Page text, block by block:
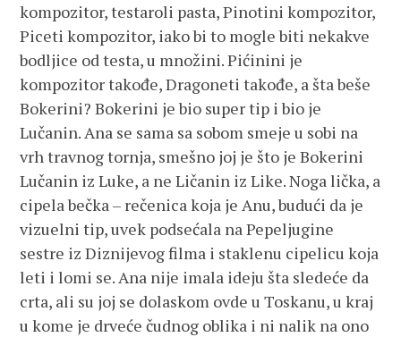
kompozitor, testaroli pasta, Pinotini kompozitor,
Piceti kompozitor, iako bi to mogle biti nekakve
bodljice od testa, u množini. Pićinini je
kompozitor takođe, Dragoneti takođe, a šta beše
Bokerini? Bokerini je bio super tip i bio je
Lučanin. Ana se sama sa sobom smeje u sobi na
vrh travnog tornja, smešno joj je što je Bokerini
Lučanin iz Luke, a ne Ličanin iz Like. Noga lička, a
cipela bečka – rečenica koja je Anu, budući da je
vizuelni tip, uvek podsećala na Pepeljugine
sestre iz Diznijevog filma i staklenu cipelicu koja
leti i lomi se. Ana nije imala ideju šta sledeće da
crta, ali su joj se dolaskom ovde u Toskanu, u kraj
u kome je drveće čudnog oblika i ni nalik na ono